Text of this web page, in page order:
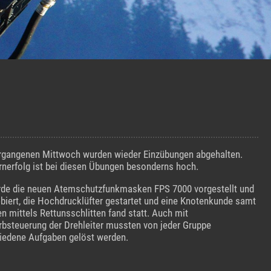
Mittwoch wurden wieder Einzübungen abgehalten.
ist bei diesen Übungen besonderns hoch.
die neuen Atemschutzfunkmasken FPS 7000 vorgestellt und
die Hochdrucklüfter gestartet und eine Knotenkunde samt
mittels Rettunsschlitten fand statt. Auch mit
der Drehleiter mussten von jeder Gruppe
Aufgaben gelöst werden.